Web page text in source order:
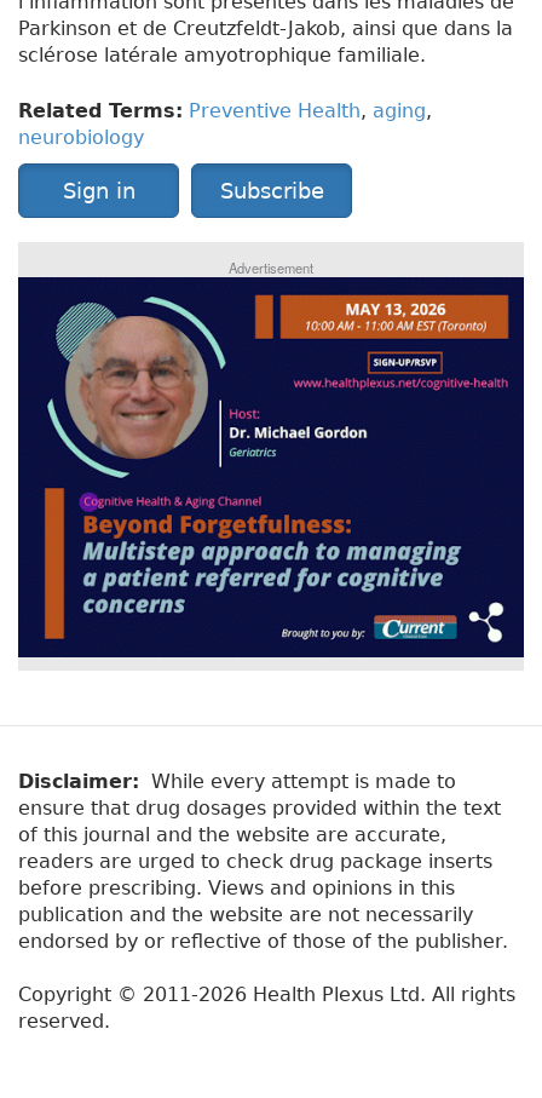
Parkinson et de Creutzfeldt-Jakob, ainsi que dans la
sclérose latérale amyotrophique familiale.
Related Terms: Preventive Health, aging,
neurobiology
Sign in Subscribe
Advertisement
Disclaimer: While every attempt is made to
ensure that drug dosages provided within the text
of this journal and the website are accurate,
readers are urged to check drug package inserts
before prescribing. Views and opinions in this
publication and the website are not necessarily
endorsed by or reflective of those of the publisher.
Copyright © 2011-2026 Health Plexus Ltd. All rights
reserved.